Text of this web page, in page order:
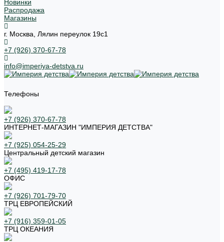
Новинки
Распродажа
Магазины
г. Москва, Лялин переулок 19с1
+7 (926) 370-67-78
info@imperiya-detstva.ru
Телефоны
+7 (926) 370-67-78
ИНТЕРНЕТ-МАГАЗИН "ИМПЕРИЯ ДЕТСТВА"
+7 (925) 054-25-29
Центральный детский магазин
+7 (495) 419-17-78
ОФИС
+7 (926) 701-79-70
ТРЦ ЕВРОПЕЙСКИЙ
+7 (916) 359-01-05
ТРЦ ОКЕАНИЯ